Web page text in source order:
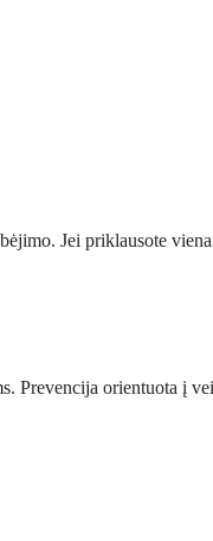
Jei priklausote
orientuota į